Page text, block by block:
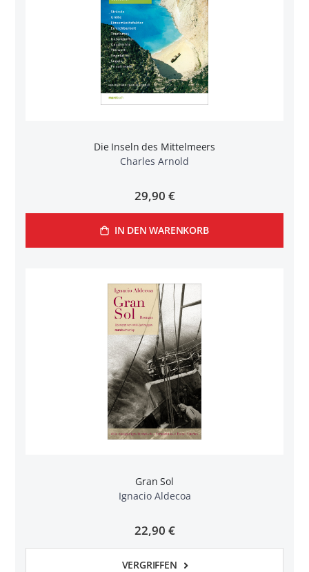
Die Inseln des Mittelmeers
Charles Arnold
29,90 €
IN DEN WARENKORB
Gran Sol
Ignacio Aldecoa
22,90 €
VERGRIFFEN